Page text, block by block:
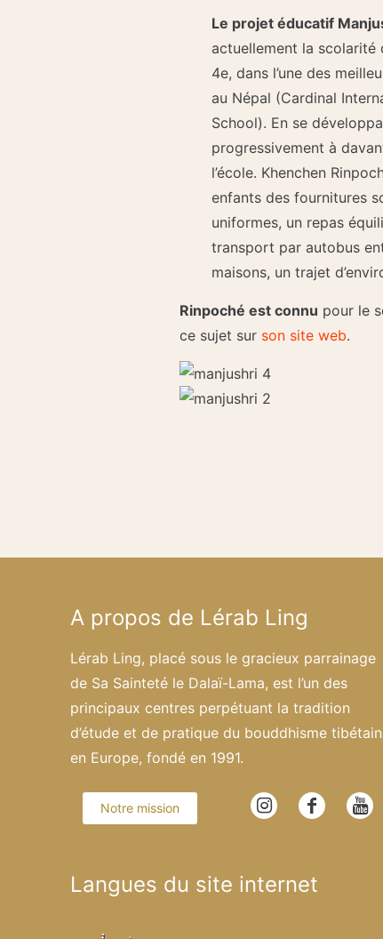
Le projet éducatif
actuellement la scolarité
4e, dans l’une des
au Népal (Cardinal
School). En se
progressivement à
l’école. Khenchen
enfants des fournitures
uniformes, un repas
transport par autobus
maisons, un trajet
Rinpoché est connu pour le
ce sujet sur son site web.
A propos de Lérab Ling
Lérab Ling, placé sous le gracieux parrainage
de Sa Sainteté le Dalaï-Lama, est l’un des
principaux centres perpétuant la tradition
d’étude et de pratique du bouddhisme tibétain
en Europe, fondé en 1991.
Notre mission
Langues du site internet